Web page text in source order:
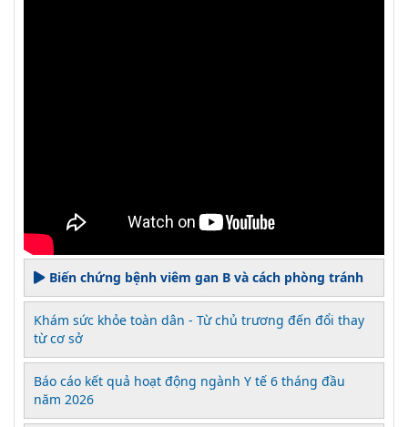
Biến chứng bệnh viêm gan B và cách phòng tránh
Khám sức khỏe toàn dân - Từ chủ trương đến đổi thay
từ cơ sở
Báo cáo kết quả hoạt động ngành Y tế 6 tháng đầu
năm 2026